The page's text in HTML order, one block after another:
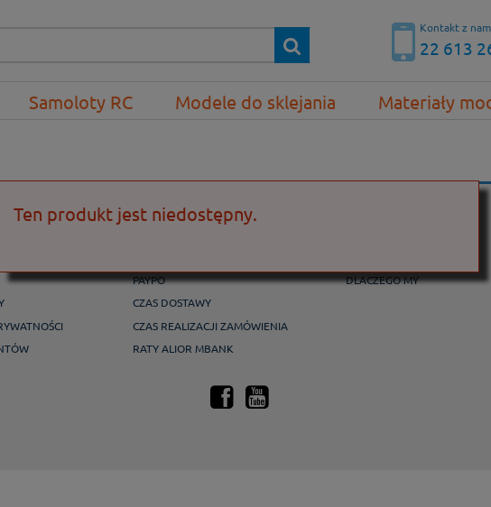
Kontakt z
22 613
Samoloty RC Modele do sklejania Materiały
Ten produkt jest niedostępny.
?
PŁATNOŚCI I DOSTAWA
PAYPO
CZAS DOSTAWY
CZAS REALIZACJI ZAMÓWIENIA
RATY ALIOR MBANK
DLACZEGO MY